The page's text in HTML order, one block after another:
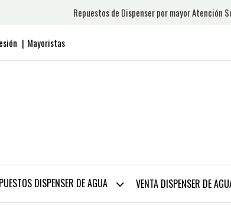
Repuestos de Dispenser por mayor Atención
Mayoristas
DISPENSER DE AGUA VENTA DISPENSER DE